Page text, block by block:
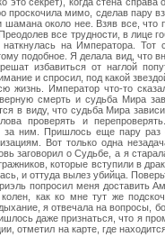
проскочила мимо, сделав пару
около нее. Взяв все, что
все трудности, в лице
на Императора. Тот
подобное. Я делала вид, что
избавиться от наглой
и спросил, под какой
Император что-то
смерть и судьба Мира
в виду, что судьба Мира
проверять и перепроверять.
ним. Пришлось еще пару раз
Вот только одна
заговорил о Судьбе, а я
которые вступили в
и оттуда вылез убийца.
попросил меня доставить
как ко мне тут же
я отвечала на вопросы,
даже признаться, что я
отметил на карте, где